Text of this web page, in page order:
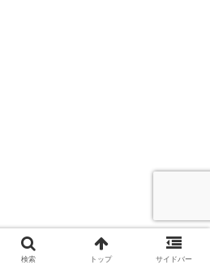
検索 トップ サイドバー